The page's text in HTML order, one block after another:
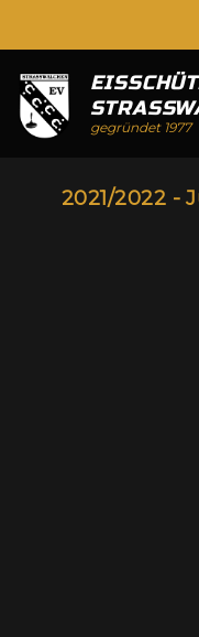
gegründet 1977
2021/2022 -